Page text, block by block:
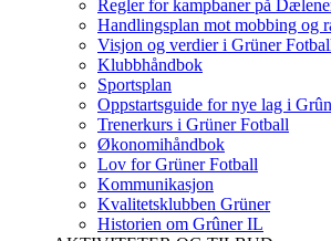
Regler for kampbaner på
Handlingsplan mot mobbing og
Visjon og verdier i Grüner
Klubbhåndbok
Sportsplan
Oppstartsguide for nye lag i
Trenerkurs i Grüner Fotball
Økonomihåndbok
Lov for Grüner Fotball
Kommunikasjon
Kvalitetsklubben Grüner
Historien om Grûner IL